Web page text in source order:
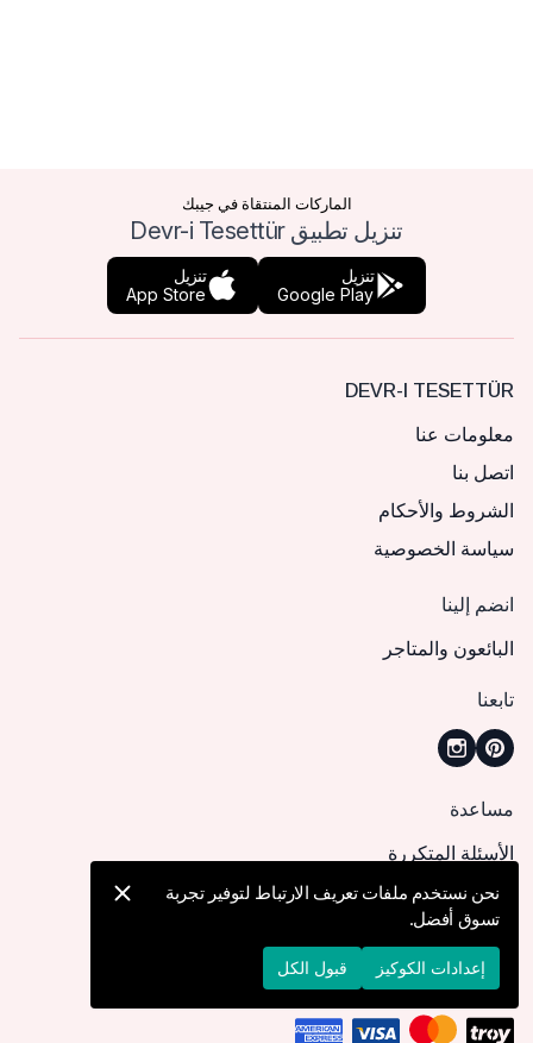
الماركات المنتقاة في جيبك
تنزيل تطبيق Devr-i Tesettür
تنزيل
Google Play
تنزيل
App Store
DEVR-I TESETTÜR
معلومات عنا
اتصل بنا
الشروط والأحكام
سياسة الخصوصية
انضم إلينا
البائعون والمتاجر
تابعنا
مساعدة
الأسئلة المتكررة
كيف يمكنني تقديم طلب؟
الشحن والتوصيل
الإرجاع والإلغاء
نحن نستخدم ملفات تعريف الارتباط لتوفير تجربة
تسوق أفضل.
إعدادات الكوكيز قبول الكل